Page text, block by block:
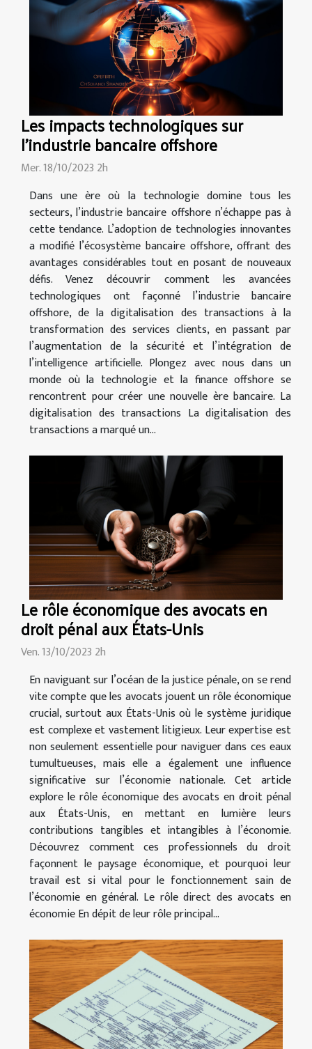
Les impacts technologiques sur
l'industrie bancaire offshore
Mer. 18/10/2023 2h
Dans une ère où la technologie domine tous les
secteurs, l’industrie bancaire offshore n’échappe pas à
cette tendance. L’adoption de technologies innovantes
a modifié l’écosystème bancaire offshore, offrant des
avantages considérables tout en posant de nouveaux
défis. Venez découvrir comment les avancées
technologiques ont façonné l’industrie bancaire
offshore, de la digitalisation des transactions à la
transformation des services clients, en passant par
l’augmentation de la sécurité et l’intégration de
l’intelligence artificielle. Plongez avec nous dans un
monde où la technologie et la finance offshore se
rencontrent pour créer une nouvelle ère bancaire. La
digitalisation des transactions La digitalisation des
transactions a marqué un...
Le rôle économique des avocats en
droit pénal aux États-Unis
Ven. 13/10/2023 2h
En naviguant sur l’océan de la justice pénale, on se rend
vite compte que les avocats jouent un rôle économique
crucial, surtout aux États-Unis où le système juridique
est complexe et vastement litigieux. Leur expertise est
non seulement essentielle pour naviguer dans ces eaux
tumultueuses, mais elle a également une influence
significative sur l’économie nationale. Cet article
explore le rôle économique des avocats en droit pénal
aux États-Unis, en mettant en lumière leurs
contributions tangibles et intangibles à l’économie.
Découvrez comment ces professionnels du droit
façonnent le paysage économique, et pourquoi leur
travail est si vital pour le fonctionnement sain de
l’économie en général. Le rôle direct des avocats en
économie En dépit de leur rôle principal...